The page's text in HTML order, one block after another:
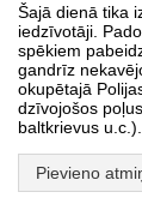
Šajā dienā tika
iedzīvotāji.
spēkiem
gandrīz
okupētajā
dzīvojošos
baltkrievus u.c.).
Pievieno